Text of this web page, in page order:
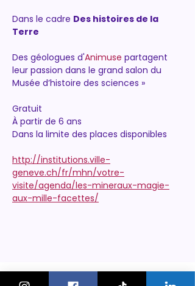
Dans le cadre Des histoires de la
Terre
Des géologues d'Animuse partagent
leur passion dans le grand salon du
Musée d’histoire des sciences »
Gratuit
À partir de 6 ans
Dans la limite des places disponibles
http://institutions.ville-
geneve.ch/fr/mhn/votre-
visite/agenda/les-mineraux-magie-
aux-mille-facettes/